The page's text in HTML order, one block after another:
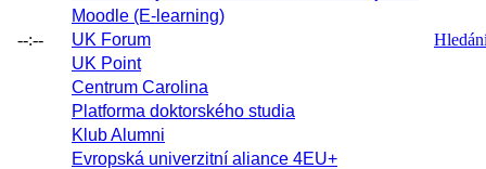
--:--
Moodle (E-learning)
UK Forum
UK Point
Centrum Carolina
Platforma doktorského studia
Klub Alumni
Evropská univerzitní aliance 4EU+